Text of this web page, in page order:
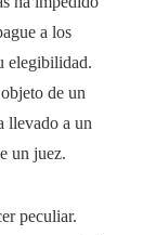
a los
elegibilidad.
de un
llevado a un
un juez.
peculiar.